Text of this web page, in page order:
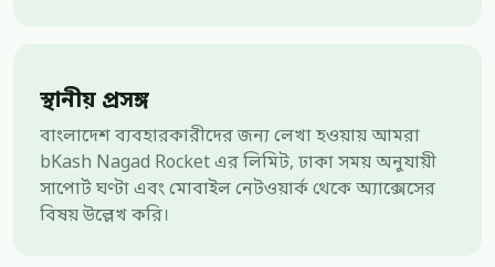
স্থানীয় প্রসঙ্গ
বাংলাদেশ ব্যবহারকারীদের জন্য লেখা হওয়ায় আমরা
bKash Nagad Rocket এর লিমিট, ঢাকা সময় অনুযায়ী
সাপোর্ট ঘণ্টা এবং মোবাইল নেটওয়ার্ক থেকে অ্যাক্সেসের
বিষয় উল্লেখ করি।